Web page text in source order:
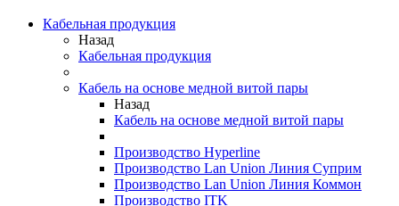
Кабельная продукция
Назад
Кабельная продукция
Кабель на основе медной витой пары
Назад
Кабель на основе медной витой пары
Производство Hyperline
Производство Lan Union Линия Суприм
Производство Lan Union Линия Коммон
Производство ITK